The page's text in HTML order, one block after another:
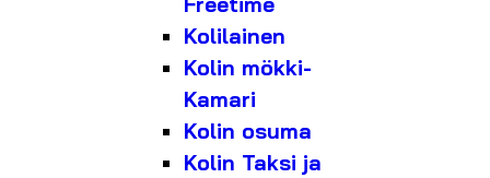
Kolilainen
Kolin mökki-
Kamari
Kolin osuma
Kolin Taksi ja